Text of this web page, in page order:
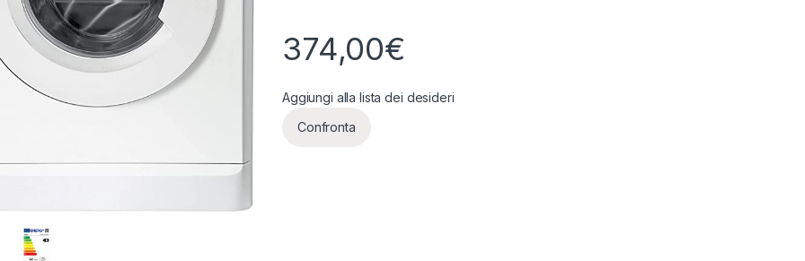
374,00€
Aggiungi alla lista dei desideri
Confronta